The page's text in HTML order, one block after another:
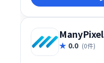
ンニーズに対応し、
きます。
0.0 (0件)